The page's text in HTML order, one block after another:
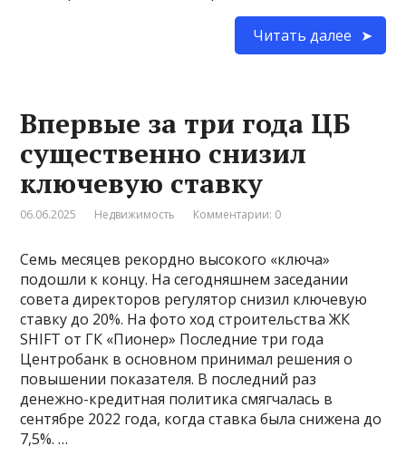
Читать далее
Впервые за три года ЦБ
существенно снизил
ключевую ставку
06.06.2025 Недвижимость Комментарии: 0
Семь месяцев рекордно высокого «ключа»
подошли к концу. На сегодняшнем заседании
совета директоров регулятор снизил ключевую
ставку до 20%. На фото ход строительства ЖК
SHIFT от ГК «Пионер» Последние три года
Центробанк в основном принимал решения о
повышении показателя. В последний раз
денежно-кредитная политика смягчалась в
сентябре 2022 года, когда ставка была снижена до
7,5%. …